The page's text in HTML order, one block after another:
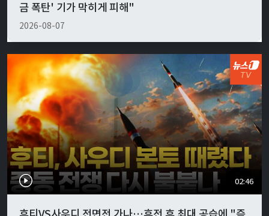
금 폭탄' 기가 막히게 피해"
2026-08-07
02:46